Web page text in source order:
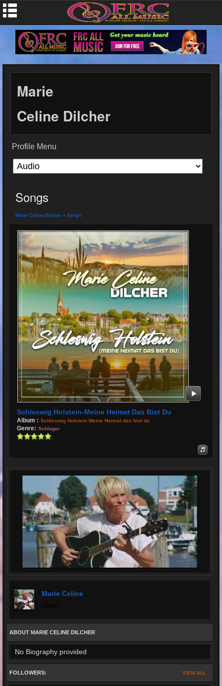
Marie
Celine Dilcher
Profile Menu
Songs
Marie Celine Dilcher » Songs
Schleswig Holstein-Meine Heimat Das Bist Du
Album : Schleswig Holstein Meine Heimat das bist du
Genre: Schlager
Marie Celine
ABOUT MARIE CELINE DILCHER
No Biography provided
VIEW ALL
FOLLOWERS: